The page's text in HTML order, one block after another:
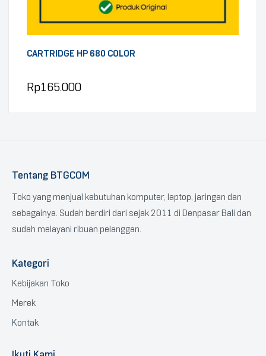
CARTRIDGE HP 680 COLOR
Rp165.000
Tentang BTGCOM
Toko yang menjual kebutuhan komputer, laptop, jaringan dan
sebagainya. Sudah berdiri dari sejak 2011 di Denpasar Bali dan
sudah melayani ribuan pelanggan.
Kategori
Kebijakan Toko
Merek
Kontak